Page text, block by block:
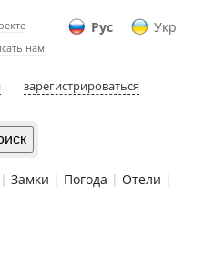
Рус Укр
нам
зарегистрироваться
| Замки | Погода | Отели |